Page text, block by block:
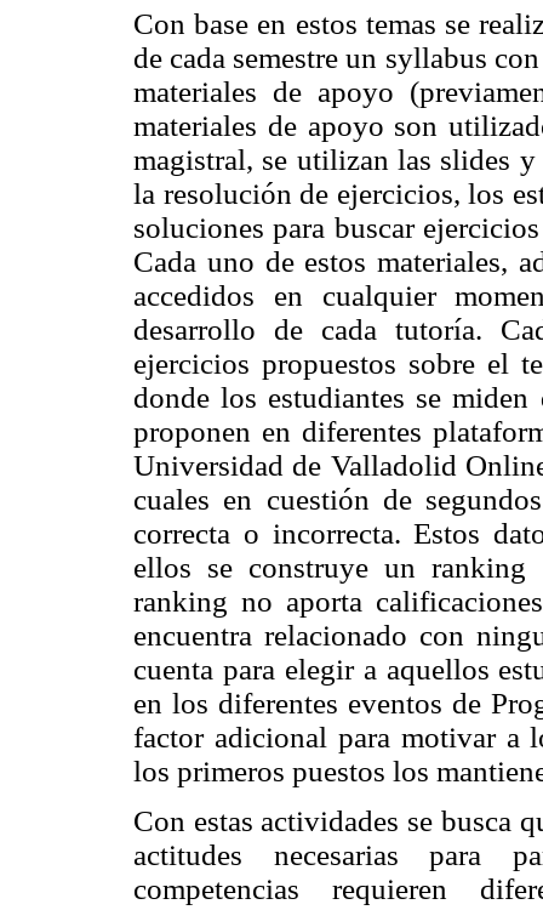
Con base en estos temas se
de cada semestre un syllabus
materiales de apoyo
materiales de apoyo son
magistral, se utilizan las slides
la resolución de ejercicios, los
soluciones para buscar
Cada uno de estos materiales,
accedidos en cualquier
desarrollo de cada tutoría.
ejercicios propuestos sobre el
donde los estudiantes se
proponen en diferentes
Universidad de Valladolid
cuales en cuestión de
correcta o incorrecta. Estos
ellos se construye un ranking
ranking no aporta
encuentra relacionado con
cuenta para elegir a aquellos
en los diferentes eventos de
factor adicional para motivar a
los primeros puestos los
Con estas actividades se busca
actitudes necesarias para
competencias requieren